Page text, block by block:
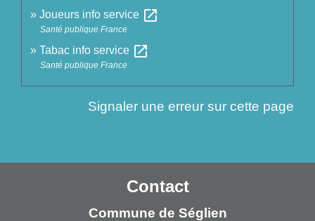
Joueurs info service open_in_new
Santé publique France
Tabac info service open_in_new
Santé publique France
Signaler une erreur sur cette page
Contact
Commune de Séglien